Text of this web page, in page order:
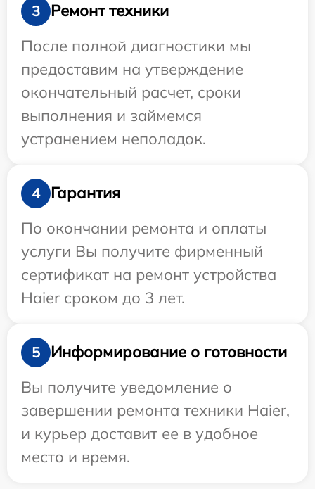
3
Ремонт техники
После полной диагностики мы
предоставим на утверждение
окончательный расчет, сроки
выполнения и займемся
устранением неполадок.
4
Гарантия
По окончании ремонта и оплаты
услуги Вы получите фирменный
сертификат на ремонт устройства
Haier сроком до 3 лет.
5
Информирование о готовности
Вы получите уведомление о
завершении ремонта техники Haier,
и курьер доставит ее в удобное
место и время.